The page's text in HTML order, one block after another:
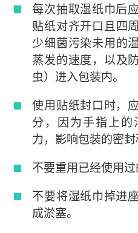
每次抽取湿纸巾后
贴纸对齐开口且四
少细菌污染未用的
蒸发的速度，以及
虫）进入包装内。
使用贴纸封口时，
分，因为手指上
力，影响包装的密封
不要重用已经使用过
不要将湿纸巾掉进
成淤塞。